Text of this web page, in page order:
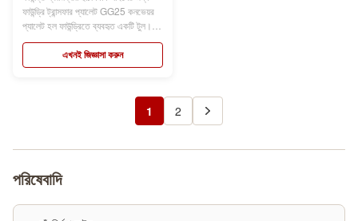
ফাউন্ড্রি ট্রান্সফার প্যালেট GG25 কনভেয়র
প্যালেট হল ফাউন্ড্রিতে ব্যবহৃত একটি টুল।
যখন ছাঁচনির্মাণ মেশিন কাজ করে, কনভেয়র
প্যালেটের চারটি চাকা থাকে, যা ছাঁচ বক্স পরিবহন
চালাচ্ছে, প্যালেট গাড়ি সাধারণত ধূসর
এখনই জিজ্ঞাসা করুন
1 2
পরিষেবাদি